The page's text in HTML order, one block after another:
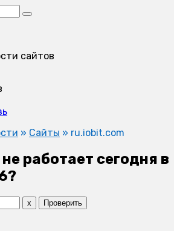
сайтов
» Сайты » ru.iobit.com
работает сегодня в
x Проверить